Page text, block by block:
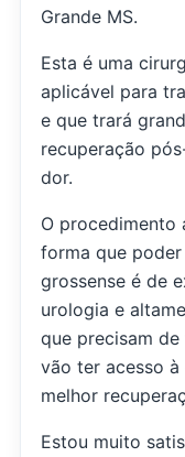
Grande MS.
Esta é uma
aplicável para
e que trará
recuperação
dor.
O procedimento
forma que
grossense é de
urologia e
que precisam
vão ter acesso à
melhor
Estou muito